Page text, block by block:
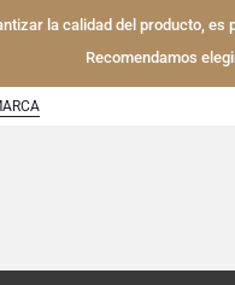
la calidad del producto,
Recomendamos